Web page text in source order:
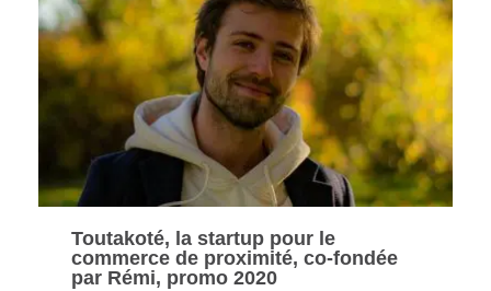
Toutakoté, la startup pour le
commerce de proximité, co-fondée
par Rémi, promo 2020